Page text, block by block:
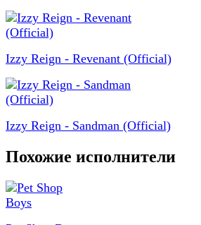
Izzy Reign - Revenant (Official)
Izzy Reign - Sandman (Official)
Похожие исполнители